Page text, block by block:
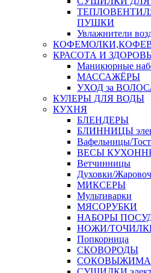
ПУШКИ
Увлажнители
КРАСОТА И
Маникюрные
МАССАЖЁРЫ
УХОД за
КУЛЕРЫ ДЛЯ ВОДЫ
КУХНЯ
БЛЕНДЕРЫ
БЛИННИЦЫ
Вафельницы/
ВЕСЫ
Ветчинницы
Духовки/
МИКСЕРЫ
Мультиварки
МЯСОРУБКИ
НАБОРЫ
НОЖИ/
Попкорница
СКОВОРОДЫ